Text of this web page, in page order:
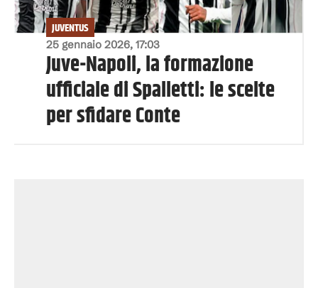
25 gennaio 2026, 17:03
JUVENTUS
Juve-Napoli, la formazione
ufficiale di Spalletti: le scelte
per sfidare Conte